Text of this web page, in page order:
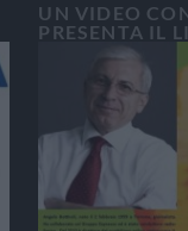
UN VIDEO
PRESENTA IL